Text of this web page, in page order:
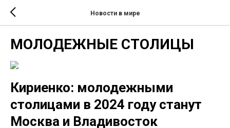
Новости в мире
МОЛОДЕЖНЫЕ СТОЛИЦЫ
Кириенко: молодежными
столицами в 2024 году станут
Москва и Владивосток